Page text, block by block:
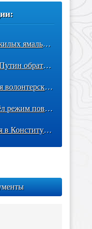
Самоизоляция для пожилых ямальцев: куда обратиться, чтобы продукты и
Президент Владимир Путин обратился к россиянам
На Ямале формируется волонтерский корпус для помощи пожилым людям на
Дмитрий Артюхов ввёл режим повышенной готовности на территории Ямала
Голосуем за изменения в Конституцию России